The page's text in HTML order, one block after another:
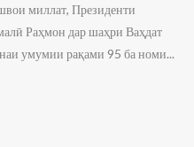
миллат, Президенти
Раҳмон дар шаҳри Ваҳдат
умумии рақами 95 ба номи...